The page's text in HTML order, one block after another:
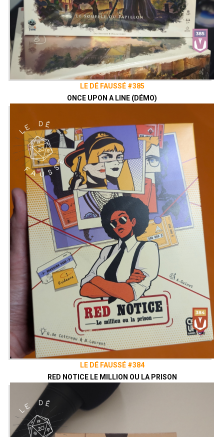
LE DÉ FAUSSÉ #385
ONCE UPON A LINE (DÉMO)
LE DÉ FAUSSÉ #384
RED NOTICE LE MILLION OU LA PRISON